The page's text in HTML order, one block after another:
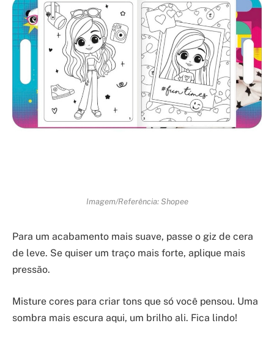
Imagem/Referência: Shopee
Para um acabamento mais suave, passe o giz de cera
de leve. Se quiser um traço mais forte, aplique mais
pressão.
Misture cores para criar tons que só você pensou. Uma
sombra mais escura aqui, um brilho ali. Fica lindo!